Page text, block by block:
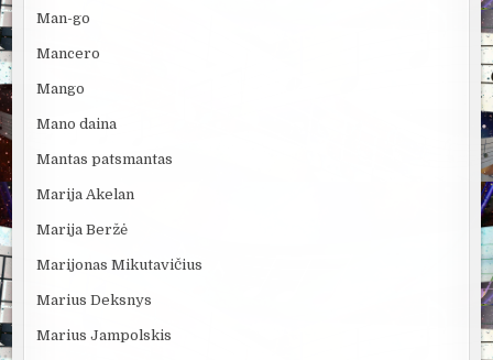
Man-go
Mancero
Mango
Mano daina
Mantas patsmantas
Marija Akelan
Marija Beržė
Marijonas Mikutavičius
Marius Deksnys
Marius Jampolskis